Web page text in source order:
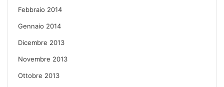
Febbraio 2014
Gennaio 2014
Dicembre 2013
Novembre 2013
Ottobre 2013